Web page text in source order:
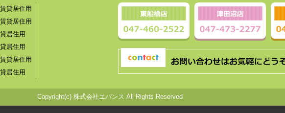
貸居住用
貸居住用
居住用
居住用
貸居住用
居住用
Copyright(c) 株式会社エバンス All Rights Reserved